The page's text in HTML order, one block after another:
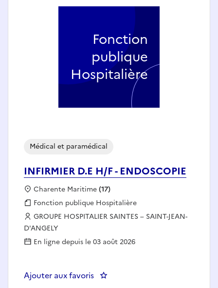
INFIRMIER D.E H/F - ENDOSCOPIE
Médical et paramédical
Localisation :
Charente Maritime(17)
Fonction publique :
Fonction publique Hospitalière
Employeur :
GROUPE HOSPITALIER SAINTES – SAINT-JEAN-
D'ANGELY
En ligne depuis le 03 août 2026
Ajouter aux favoris : INFIRMIER D.E H/F -
Fonction
publique
Hospitalière